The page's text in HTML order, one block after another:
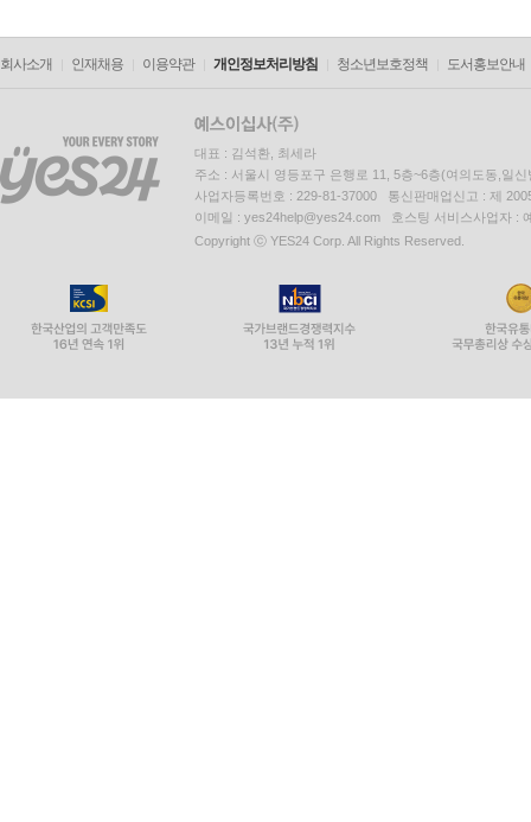
회사소개 인재채용 이용약관 개인정보처리방침 청소년보호정책 도서홍보안내
대표 : 김석환, 최세라
주소 : 서울시 영등포구 은행로 11, 5층~6층(여의도동,일신
사업자등록번호 : 229-81-37000 통신판매업신고 : 제
이메일 : yes24help@yes24.com 호스팅 서비스사업자 :
Copyright ⓒ YES24 Corp. All Rights Reserved.